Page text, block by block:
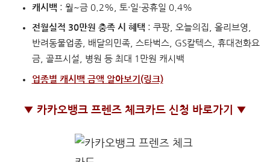
캐시백 : 월~금 0.2%, 토·일·공휴일 0.4%
전월실적 30만원 충족 시 혜택 : 쿠팡, 오늘의집, 올리브영,
반려동물업종, 배달의민족, 스타벅스, GS칼텍스, 휴대전화요
금, 골프시설, 병원 등 최대 1만원 캐시백
업종별 캐시백 금액 알아보기(링크)
▼ 카카오뱅크 프렌즈 체크카드 신청 바로가기 ▼